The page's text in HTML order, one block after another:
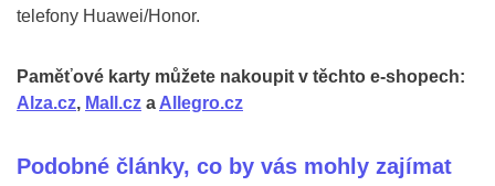
telefony Huawei/Honor.
Paměťové karty můžete nakoupit v těchto e-shopech:
Alza.cz, Mall.cz a Allegro.cz
Podobné články, co by vás mohly zajímat